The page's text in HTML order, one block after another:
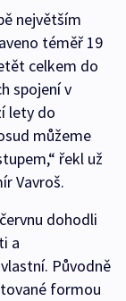
největším
téměř 19
celkem do
spojení v
lety do
můžeme
řekl už
Vavroš.
dohodli
a
Původně
formou